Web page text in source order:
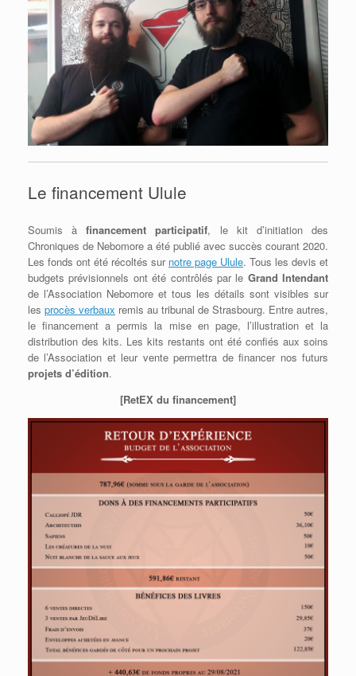
Le financement Ulule
Soumis àfinancement participatif, le kit d’initiation des
Chroniques de Nebomore a été publié avec succès courant 2020.
Les fonds ont été récoltés sur notre page Ulule. Tous les devis et
budgets prévisionnels ont été contrôlés par le Grand Intendant
de l’Association Nebomore et tous les détails sont visibles sur
les procès verbaux remis au tribunal de Strasbourg. Entre autres,
le financement a permis la mise en page, l’illustration et la
distribution des kits. Les kits restants ont été confiés aux soins
de l’Association et leur vente permettra de financer nos futurs
projets d’édition.
[RetEX du financement]